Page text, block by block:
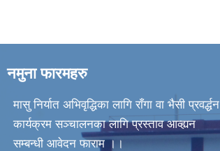
नमुना फारमहरु
मासु निर्यात अभिवृद्धिका लागि राँगा वा भैसी प्रवर्द्धन
कार्यक्रम सञ्चालनका लागि प्रस्ताव आव्ह्यन
सम्बन्धी आवेदन फाराम ।।